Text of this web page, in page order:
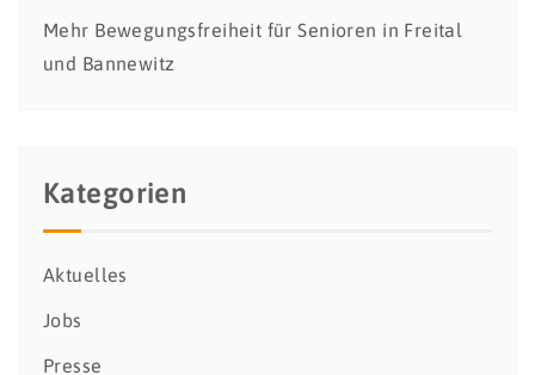
Mehr Bewegungsfreiheit für Senioren in Freital
und Bannewitz
Kategorien
Aktuelles
Jobs
Presse